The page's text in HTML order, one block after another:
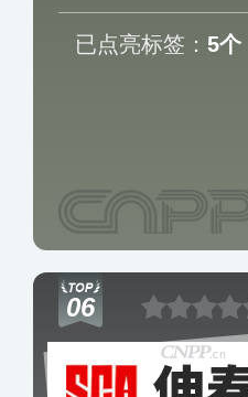
已点亮标签： 5个
06